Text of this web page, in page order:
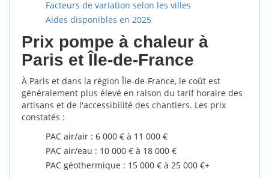
Facteurs de variation selon les villes
Aides disponibles en 2025
Prix pompe à chaleur à
Paris et Île-de-France
À Paris et dans la région Île-de-France, le coût est
généralement plus élevé en raison du tarif horaire des
artisans et de l'accessibilité des chantiers. Les prix
constatés :
PAC air/air : 6 000 € à 11 000 €
PAC air/eau : 10 000 € à 18 000 €
PAC géothermique : 15 000 € à 25 000 €+